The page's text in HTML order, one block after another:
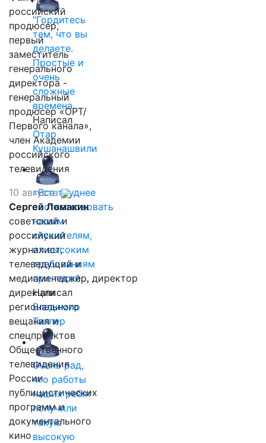
"Гордитесь
тем, что вы
делаете.
Простые и
очень
сложные
времена…
Написал
Отар
Кушанашвили
«Все труднее
соответствовать
нашим
слушателям,
их высоким
требованиям
при такой…
Написал
Владимир
Таллер
Очень рад,
что работы
наших ребят
получили
такую
высокую
российский
продюсер,
первый
заместитель
генерального
директора -
генеральный
продюсер «ОРТ/
Первого канала»,
член Академии
российского
телевидения
10 августа
Сергей Ломакин
советский и
российский
журналист,
телеведущий и
медиаменеджер, директор
дирекции
регионального
вещания и
спецпроектов
Общественного
телевидения
России
публицистических
программ и
документального
кино